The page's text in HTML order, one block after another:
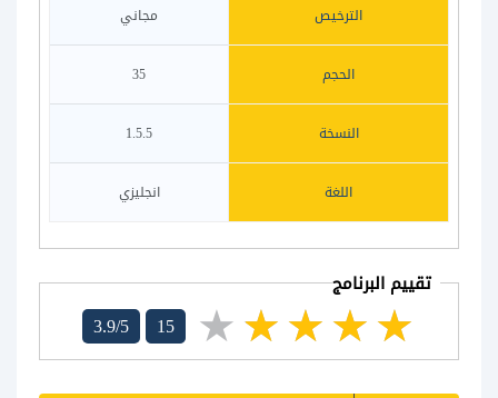
الترخيص مجاني
الحجم 35
النسخة 1.5.5
اللغة انجليزي
تقييم البرنامج
3.9/5 15